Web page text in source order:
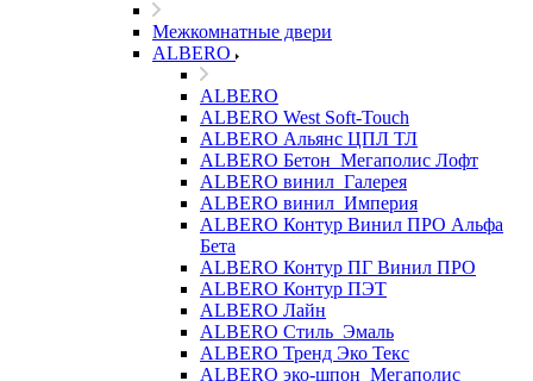
Межкомнатные двери
ALBERO
ALBERO
ALBERO West Soft-Touch
ALBERO Альянс ЦПЛ ТЛ
ALBERO Бетон_Мегаполис Лофт
ALBERO винил_Галерея
ALBERO винил_Империя
ALBERO Контур Винил ПРО Альфа
Бета
ALBERO Контур ПГ Винил ПРО
ALBERO Контур ПЭТ
ALBERO Лайн
ALBERO Стиль_Эмаль
ALBERO Тренд Эко Текс
ALBERO эко-шпон_Мегаполис